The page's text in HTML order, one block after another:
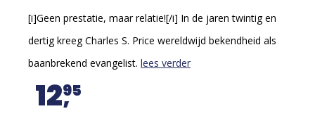
[i]Geen prestatie, maar relatie![/i] In de jaren twintig en
dertig kreeg Charles S. Price wereldwijd bekendheid als
baanbrekend evangelist. lees verder
1295